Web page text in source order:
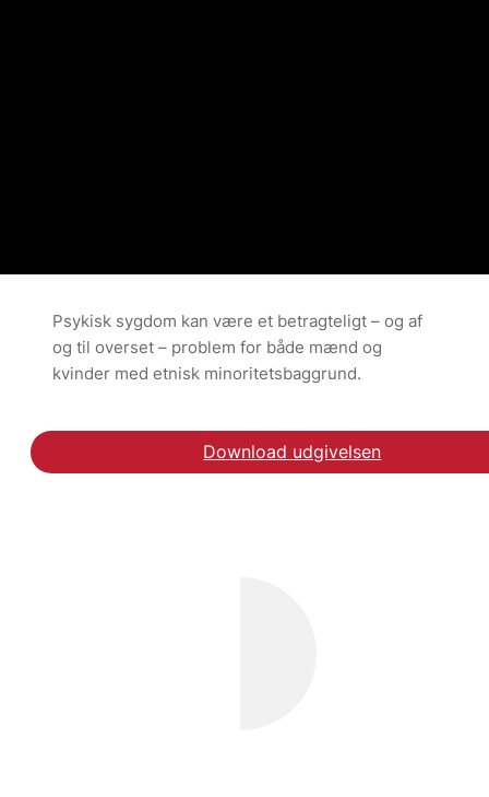
Psykisk sygdom kan være et betragteligt – og af
og til overset – problem for både mænd og
kvinder med etnisk minoritetsbaggrund.
Download udgivelsen
Læs klummen i